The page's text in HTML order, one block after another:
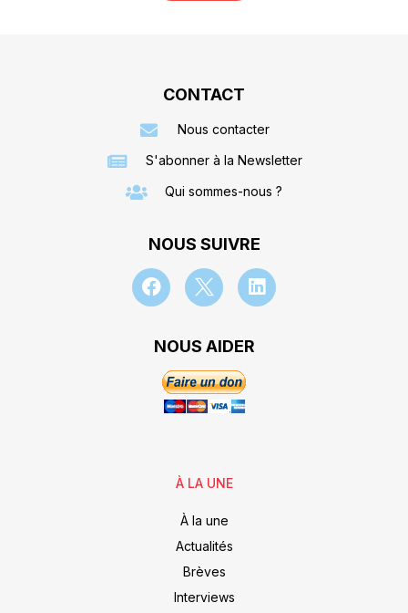
CONTACT
Nous contacter
S'abonner à la Newsletter
Qui sommes-nous ?
NOUS SUIVRE
NOUS AIDER
À LA UNE
À la une
Actualités
Brèves
Interviews